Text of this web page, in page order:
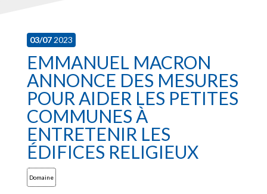
03/072023
EMMANUEL MACRON
ANNONCE DES MESURES
POUR AIDER LES PETITES
COMMUNES À
ENTRETENIR LES
ÉDIFICES RELIGIEUX
Domaine